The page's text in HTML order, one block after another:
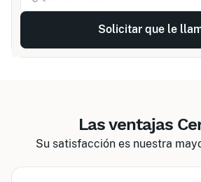
Las ventajas
Su satisfacción es nuestra